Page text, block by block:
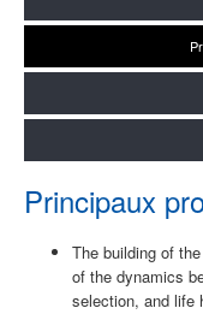
Principaux
The building of
of the dynamics
selection, and life